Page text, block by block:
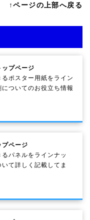
↑ページの上部へ戻る
プページ
ポスター用紙をライン
ついてのお役立ち情報
ページ
パネルをラインナッ
て詳しく記載してま